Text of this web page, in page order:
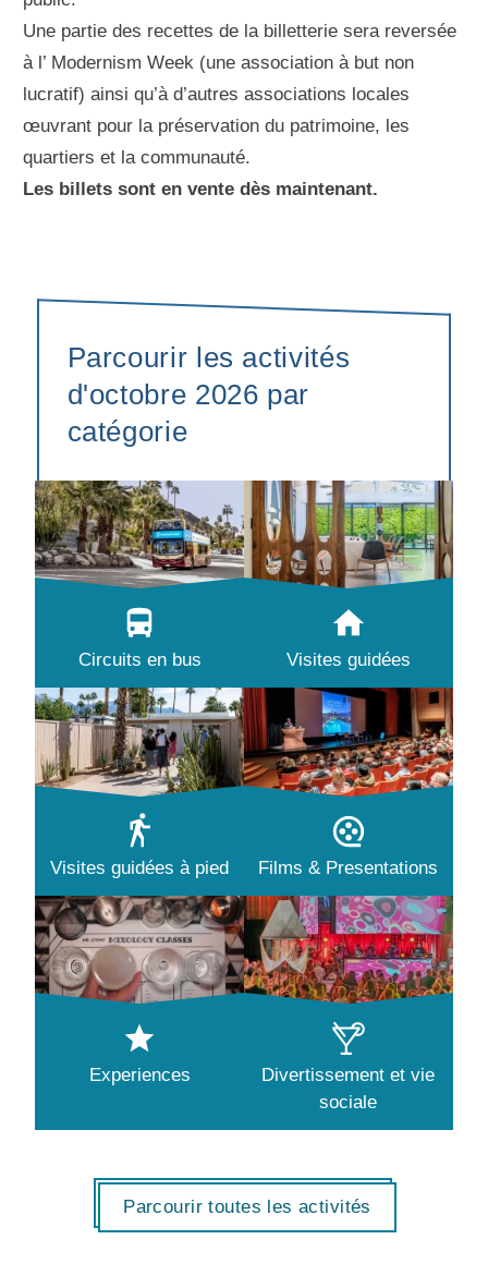
Une partie des recettes de la billetterie sera reversée
à l’ Modernism Week (une association à but non
lucratif) ainsi qu’à d’autres associations locales
œuvrant pour la préservation du patrimoine, les
quartiers et la communauté.
Les billets sont en vente dès maintenant.
Parcourir les activités
d'octobre 2026 par
catégorie
Circuits en bus Visites guidées
Visites guidées à pied Films & Presentations
Experiences
Divertissement et vie
sociale
Parcourir toutes les activités